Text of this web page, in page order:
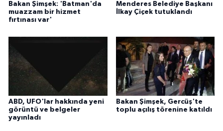
Bakan Şimşek: 'Batman'da
muazzam bir hizmet
fırtınası var'
Menderes Belediye Başkanı
İlkay Çiçek tutuklandı
ABD, UFO'lar hakkında yeni
görüntü ve belgeler
yayınladı
Bakan Şimşek, Gercüş'te
toplu açılış törenine katıldı